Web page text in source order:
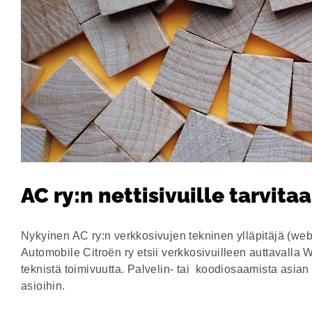
AC ry:n nettisivuille
Nykyinen AC ry:n verkkosivujen tekninen ylläpitäjä
Automobile Citroën ry etsii verkkosivuilleen auttavalla
teknistä toimivuutta. Palvelin- tai koodiosaamista
asioihin.